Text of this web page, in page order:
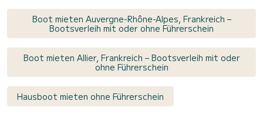
Boot mieten Auvergne-Rhône-Alpes, Frankreich –
Bootsverleih mit oder ohne Führerschein
Boot mieten Allier, Frankreich – Bootsverleih mit oder
ohne Führerschein
Hausboot mieten ohne Führerschein